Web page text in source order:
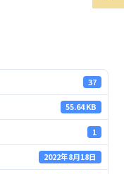
37
55.64 KB
1
2022年8月18日